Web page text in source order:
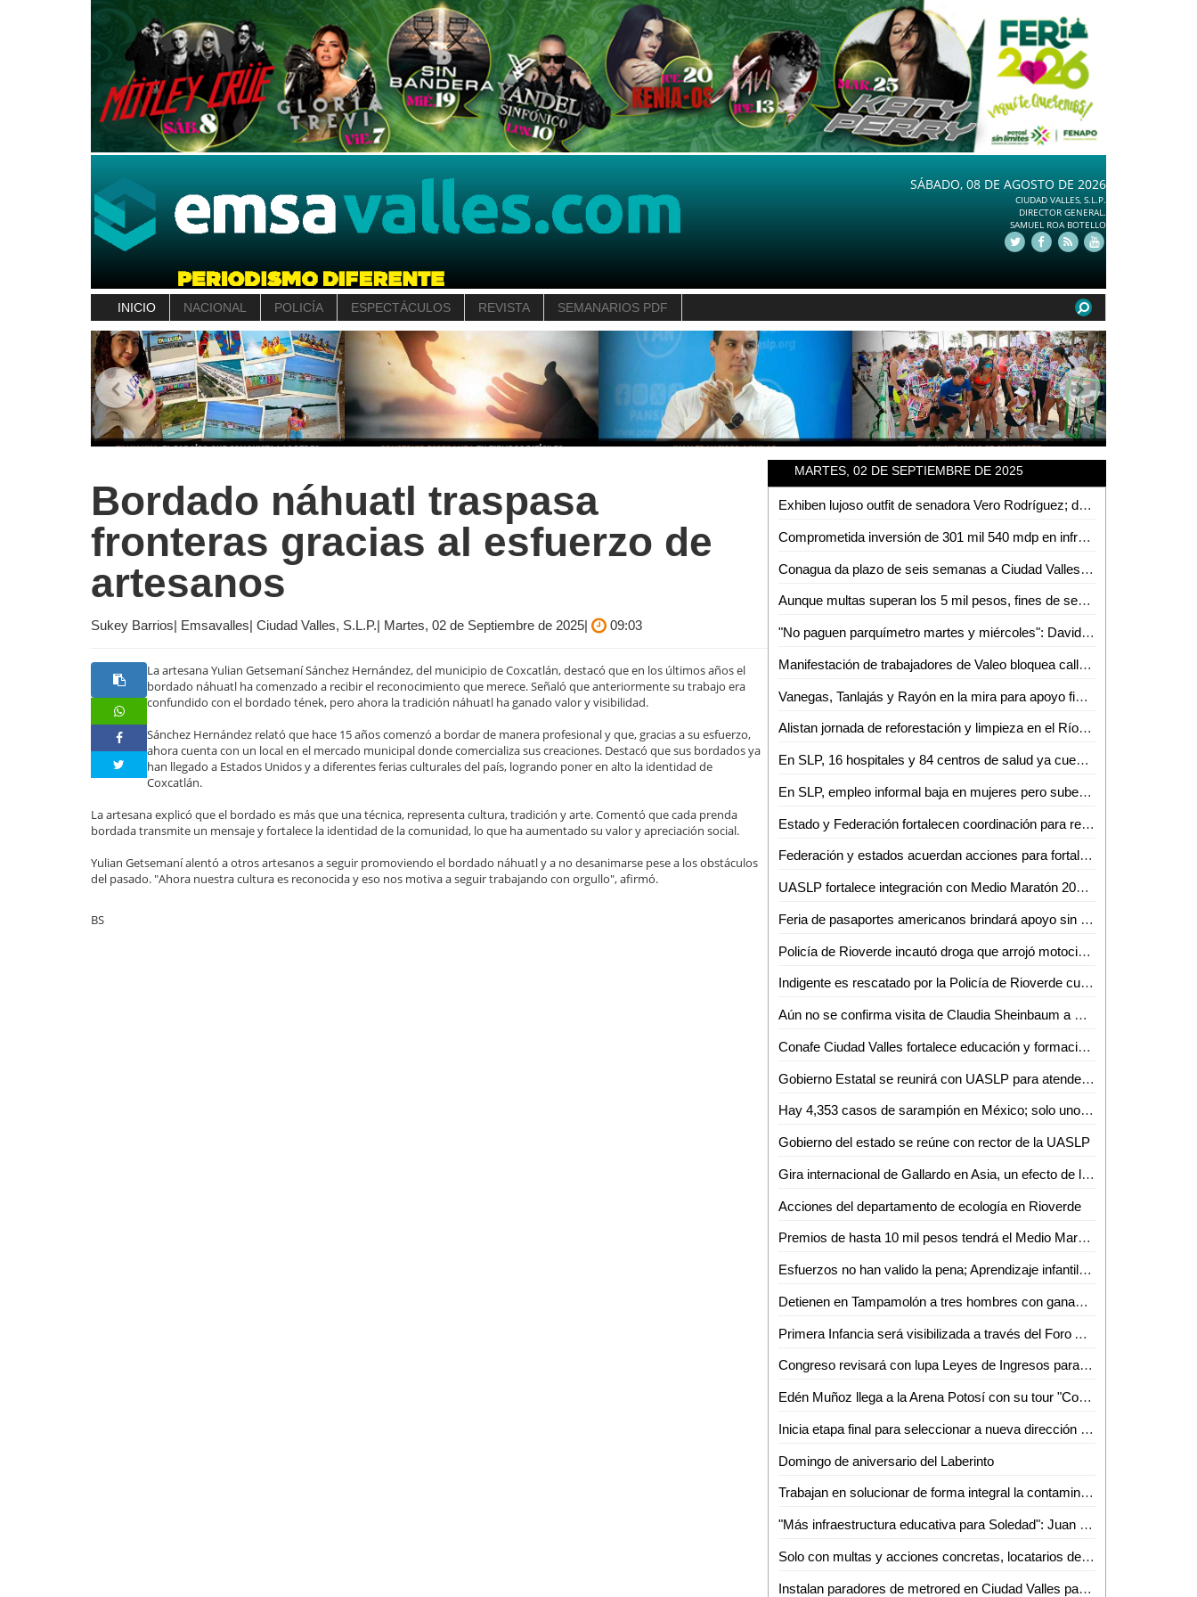
SÁBADO, 08 DE AGOSTO DE 2026
CIUDAD VALLES, S.L.P.
DIRECTOR GENERAL.
SAMUEL ROA BOTELLO
INICIO NACIONAL POLICÍA ESPECTÁCULOS REVISTA SEMANARIOS PDF
Bordado náhuatl traspasa
fronteras gracias al esfuerzo de
artesanos
Sukey Barrios| Emsavalles| Ciudad Valles, S.L.P.| Martes, 02 de Septiembre de 2025| 09:03
La artesana Yulian Getsemaní Sánchez Hernández, del municipio de Coxcatlán, destacó que en los últimos años el
bordado náhuatl ha comenzado a recibir el reconocimiento que merece. Señaló que anteriormente su trabajo era
confundido con el bordado tének, pero ahora la tradición náhuatl ha ganado valor y visibilidad.
Sánchez Hernández relató que hace 15 años comenzó a bordar de manera profesional y que, gracias a su esfuerzo,
ahora cuenta con un local en el mercado municipal donde comercializa sus creaciones. Destacó que sus bordados ya
han llegado a Estados Unidos y a diferentes ferias culturales del país, logrando poner en alto la identidad de
Coxcatlán.
La artesana explicó que el bordado es más que una técnica, representa cultura, tradición y arte. Comentó que cada prenda
bordada transmite un mensaje y fortalece la identidad de la comunidad, lo que ha aumentado su valor y apreciación social.
Yulian Getsemaní alentó a otros artesanos a seguir promoviendo el bordado náhuatl y a no desanimarse pese a los obstáculos
del pasado. "Ahora nuestra cultura es reconocida y eso nos motiva a seguir trabajando con orgullo", afirmó.
BS
MARTES, 02 DE SEPTIEMBRE DE 2025
Exhiben lujoso outfit de senadora Vero Rodríguez; de comprar en las vías a presumir vestido de 240 mil pesos
Comprometida inversión de 301 mil 540 mdp en infraestructura y transporte: Gobierno de México
Conagua da plazo de seis semanas a Ciudad Valles para frenar descargas ilegales en el río
Aunque multas superan los 5 mil pesos, fines de semana en Valles se llenan de conductores ebrios y drogados
"No paguen parquímetro martes y miércoles": David Medina
Manifestación de trabajadores de Valeo bloquea calles del primer cuadro de la capital potosina
Vanegas, Tanlajás y Rayón en la mira para apoyo financiero de BANOBRAS
Alistan jornada de reforestación y limpieza en el Río Valles
En SLP, 16 hospitales y 84 centros de salud ya cuentan con abasto del programa Rutas de la Salud
En SLP, empleo informal baja en mujeres pero sube en hombres: Inegi
Estado y Federación fortalecen coordinación para recaudación fiscal
Federación y estados acuerdan acciones para fortalecer a las policías y Fiscalías del país
UASLP fortalece integración con Medio Maratón 2025 y da a conocer playera y medalla de su edición 42
Feria de pasaportes americanos brindará apoyo sin límites a connacionales
Policía de Rioverde incautó droga que arrojó motociclista sobre el camino a ejido San Francisco.
Indigente es rescatado por la Policía de Rioverde cuando agonizaba en una zanja.
Aún no se confirma visita de Claudia Sheinbaum a San Luis Potosí por inauguración de universidad
Conafe Ciudad Valles fortalece educación y formación de voluntarios en ocho municipios
Gobierno Estatal se reunirá con UASLP para atender asuntos pendientes
Hay 4,353 casos de sarampión en México; solo uno confirmado en SLP
Gobierno del estado se reúne con rector de la UASLP
Gira internacional de Gallardo en Asia, un efecto de la prudencia de Sheinbaum: César Lara
Acciones del departamento de ecología en Rioverde
Premios de hasta 10 mil pesos tendrá el Medio Maratón de la UASLP en Ciudad Valles
Esfuerzos no han valido la pena; Aprendizaje infantil se encuentra estancado en Ciudad Valles
Detienen en Tampamolón a tres hombres con ganado sin documentos
Primera Infancia será visibilizada a través del Foro AKIL "Infancias, Raíz de Futuro" en Ciudad Valles
Congreso revisará con lupa Leyes de Ingresos para evitar aumentos "descabellados": Dulcelina Sánchez
Edén Muñoz llega a la Arena Potosí con su tour "Como en los viejos tiempos"
Inicia etapa final para seleccionar a nueva dirección de la Orquesta Sinfónica
Domingo de aniversario del Laberinto
Trabajan en solucionar de forma integral la contaminación en el río Axtla: Dip. Frinné Azuara Yarzábal
"Más infraestructura educativa para Soledad": Juan Manuel Navarro al arrancar techado escolar
Solo con multas y acciones concretas, locatarios de Ciudad Valles respetan horarios de basura
Instalan paradores de metrored en Ciudad Valles para una movilidad sin límites